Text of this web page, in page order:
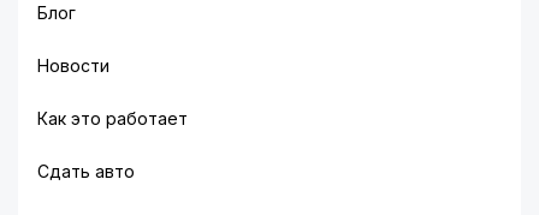
Блог
Новости
Как это работает
Сдать авто